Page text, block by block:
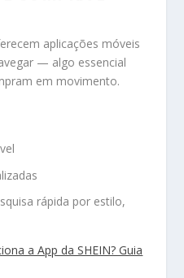
aplicações móveis
— algo essencial
em movimento.
rápida por estilo,
a App da SHEIN? Guia